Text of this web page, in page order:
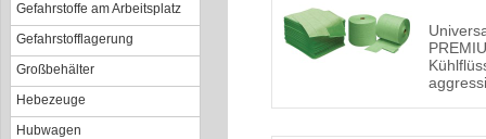
Gefahrstoffe am Arbeitsplatz
Gefahrstofflagerung
Großbehälter
Hebezeuge
Hubwagen